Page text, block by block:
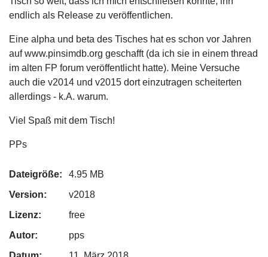
endlich als Release zu veröffentlichen.
Eine alpha und beta des Tisches hat es schon vor Jahren
auf www.pinsimdb.org geschafft (da ich sie in einem thread
im alten FP forum veröffentlicht hatte). Meine Versuche
auch die v2014 und v2015 dort einzutragen scheiterten
allerdings - k.A. warum.
Viel Spaß mit dem Tisch!
PPs
Dateigröße:
4.95 MB
Version:
v2018
Lizenz:
free
Autor:
pps